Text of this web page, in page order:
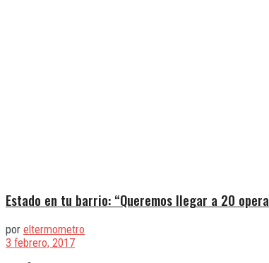
Estado en tu barrio: “Queremos llegar a 20
por eltermometro
3 febrero, 2017